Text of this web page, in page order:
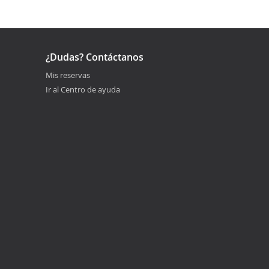
¿Dudas? Contáctanos
Mis reservas
Ir al Centro de ayuda